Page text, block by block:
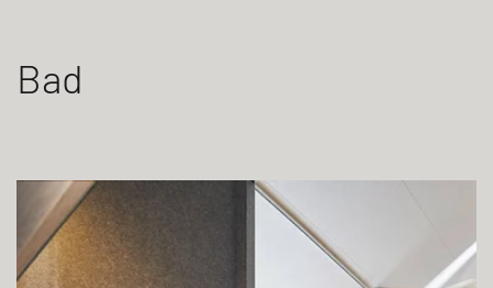
Bad